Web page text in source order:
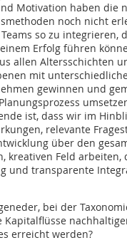
Motivation haben die
noch nicht
so zu integrieren,
Erfolg führen
allen Altersschichten
mit
gewinnen und
ist, dass wir im
relevante
über den
kreativen Feld
und transparente
bei der
Kapitalflüsse
erreicht werden?